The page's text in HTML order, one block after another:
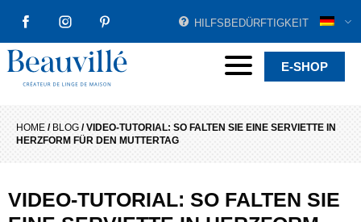
FACEBOOKINSTAGRAMPINTEREST
HILFSBEDÜRFTIGKEIT
Beauvillé Creator by tradition Menu E-SHOP
HOME / BLOG /VIDEO-TUTORIAL: SO FALTEN SIE EINE SERVIETTE IN
HERZFORM FÜR DEN MUTTERTAG
VIDEO-TUTORIAL: SO FALTEN SIE